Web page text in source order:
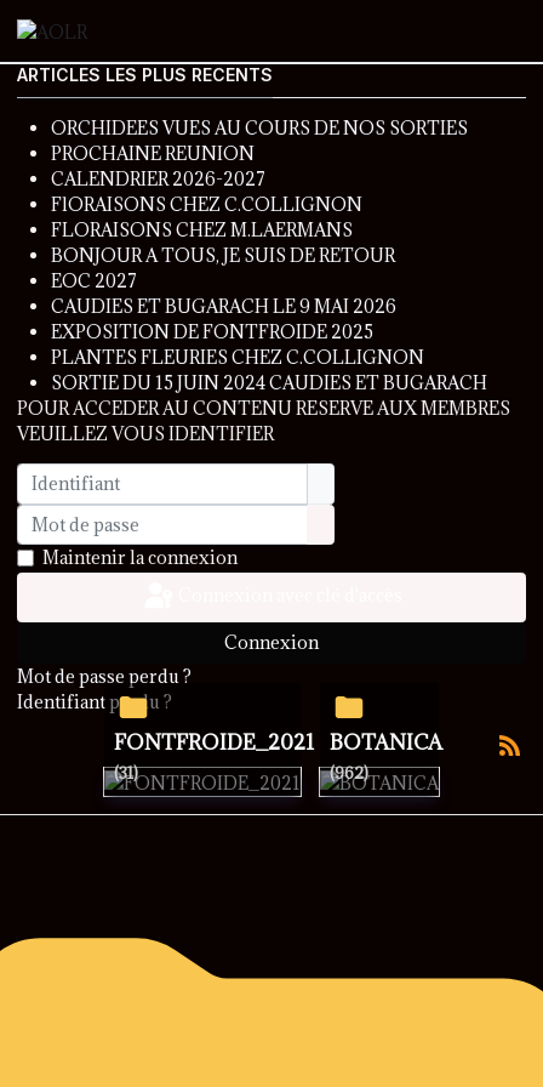
ARTICLES LES PLUS RECENTS
ORCHIDEES VUES AU COURS DE NOS SORTIES
PROCHAINE REUNION
CALENDRIER 2026-2027
FlORAISONS CHEZ C.COLLIGNON
FLORAISONS CHEZ M.LAERMANS
BONJOUR A TOUS, JE SUIS DE RETOUR
EOC 2027
CAUDIES ET BUGARACH LE 9 MAI 2026
EXPOSITION DE FONTFROIDE 2025
PLANTES FLEURIES CHEZ C.COLLIGNON
SORTIE DU 15 JUIN 2024 CAUDIES ET BUGARACH
POUR ACCEDER AU CONTENU RESERVE AUX MEMBRES
VEUILLEZ VOUS IDENTIFIER
Identifiant
Mot de passe
Afficher le mot de passe
Maintenir la connexion
Connexion
Mot de passe perdu ?
Identifiant perdu ?
FONTFROIDE_2021
(31)
BOTANICA
(962)